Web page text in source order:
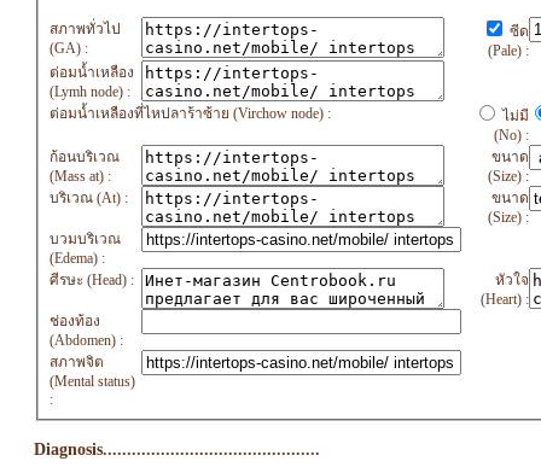
สภาพทั่วไป
(GA) :
ซีด
(Pale) :
ต่อมน้ำเหลือง
(Lymh node) :
ต่อมน้ำเหลืองที่ไหปลาร้าซ้าย (Virchow node) :
ไม่มี
(No) :
ก้อนบริเวณ
(Mass at) :
ขนาด
(Size) :
บริเวณ (At) :
ขนาด
(Size) :
บวมบริเวณ
(Edema) :
ศีรษะ (Head) :
หัวใจ
(Heart) :
ช่องท้อง
(Abdomen) :
สภาพจิต
(Mental status)
:
Diagnosis.............................................